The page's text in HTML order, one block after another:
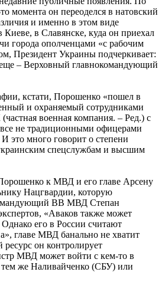
момента он переоделся в натовский
и именно в этом виде
Киеве, в Славянске, куда он приехал
города ополченцами «с рабочим
Президент Украины подчеркивает:
– Верховный главнокомандующий
кстати, Порошенко «пошел в
и охраняемый сотрудниками
военная компания. – Ред.) с
не традиционными офицерами
это много говорит о степени
спецслужбам и высшим
к МВД и его главе Арсену
Нацгвардии, которую
ВВ МВД Степан
«Аваков также может
его в России считают
главе МВД банально не хватит
он контролирует
МВД может войти с кем-то в
же Наливайченко (СБУ) или